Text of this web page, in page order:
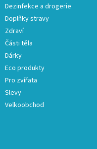
Dezinfekce a drogerie
Doplňky stravy
Zdraví
Části těla
Dárky
Eco produkty
Pro zvířata
Slevy
Velkoobchod